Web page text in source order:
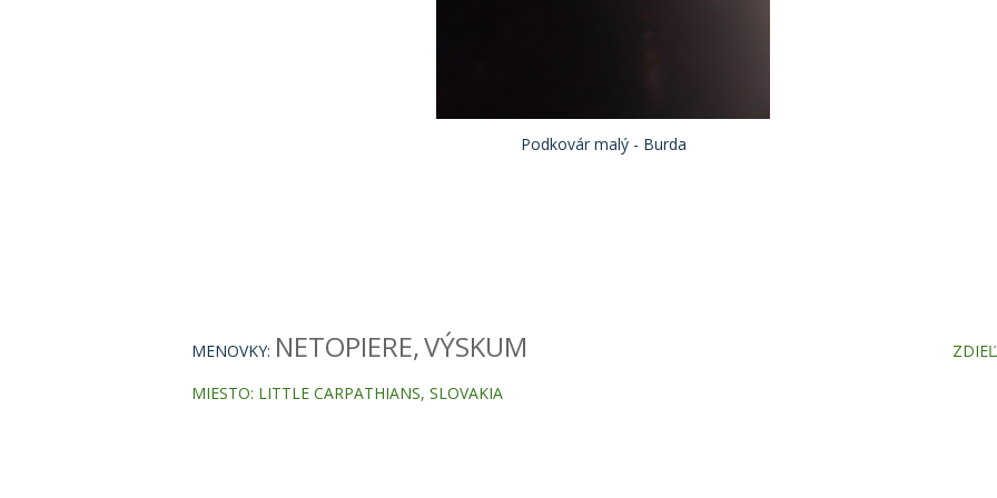
Podkovár malý - Burda
MENOVKY: NETOPIERE VÝSKUM
MIESTO: LITTLE CARPATHIANS, SLOVAKIA